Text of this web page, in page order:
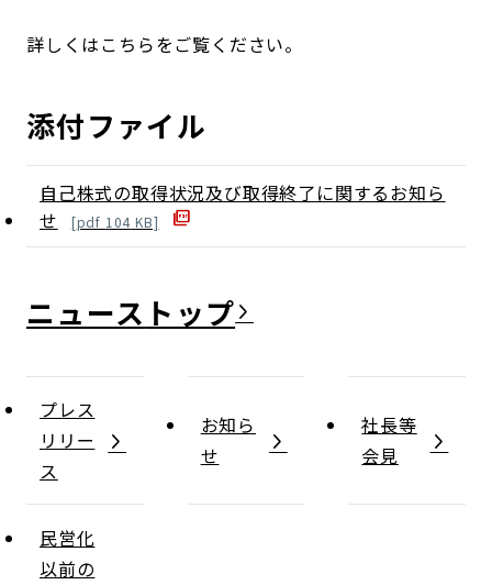
詳しくはこちらをご覧ください。
添付ファイル
自己株式の取得状況及び取得終了に関するお知ら
せ
[pdf 104 KB]
ニュース
プレス
リリー
ス
お知ら
せ
社長等
会見
民営化
以前の